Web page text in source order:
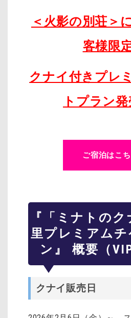
＜火影の別荘＞
客様限
クナイ付きプレ
トプラン発
ご宿泊はこち
『「ミナトの
里プレミアムチ
ン』 概要（
クナイ販売日